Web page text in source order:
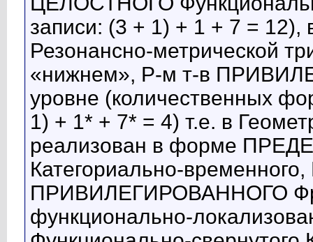
записи: (3 + 1) + 1 + 7 = 12),
Резонансно-метрической
«нижнем», Р-м т-в
уровне (количественных
1) + 1* + 7* = 4) т.е. в
реализован в форме
Категориально-
ПРИВИЛЕГИРОВАННОГО
функционально-